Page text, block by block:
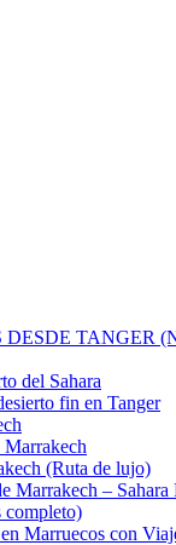
TANGER
del Sahara
fin en Tanger
(Ruta de lujo)
Marrakech – Sahara
completo)
Marruecos con